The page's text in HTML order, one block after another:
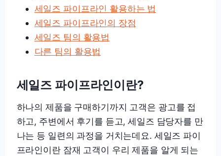
세일즈 파이프라인 활용하는 법
세일즈 파이프라인의 장점
세일즈 팀의 활용법
다른 팀의 활용법
세일즈 파이프라인이란?
하나의 제품을 구매하기까지 고객은 광고를 접
하고, 주변에서 후기를 듣고, 세일즈 담당자를 만
나는 등 일련의 과정을 거치는데요. 세일즈 파이
프라인이란 잠재 고객이 우리 제품을 알게 되는